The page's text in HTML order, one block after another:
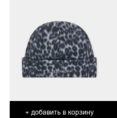
+ добавить в корзину